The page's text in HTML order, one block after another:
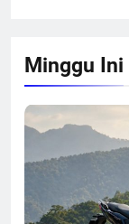
Minggu Ini